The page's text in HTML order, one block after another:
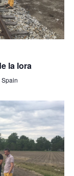
la lora